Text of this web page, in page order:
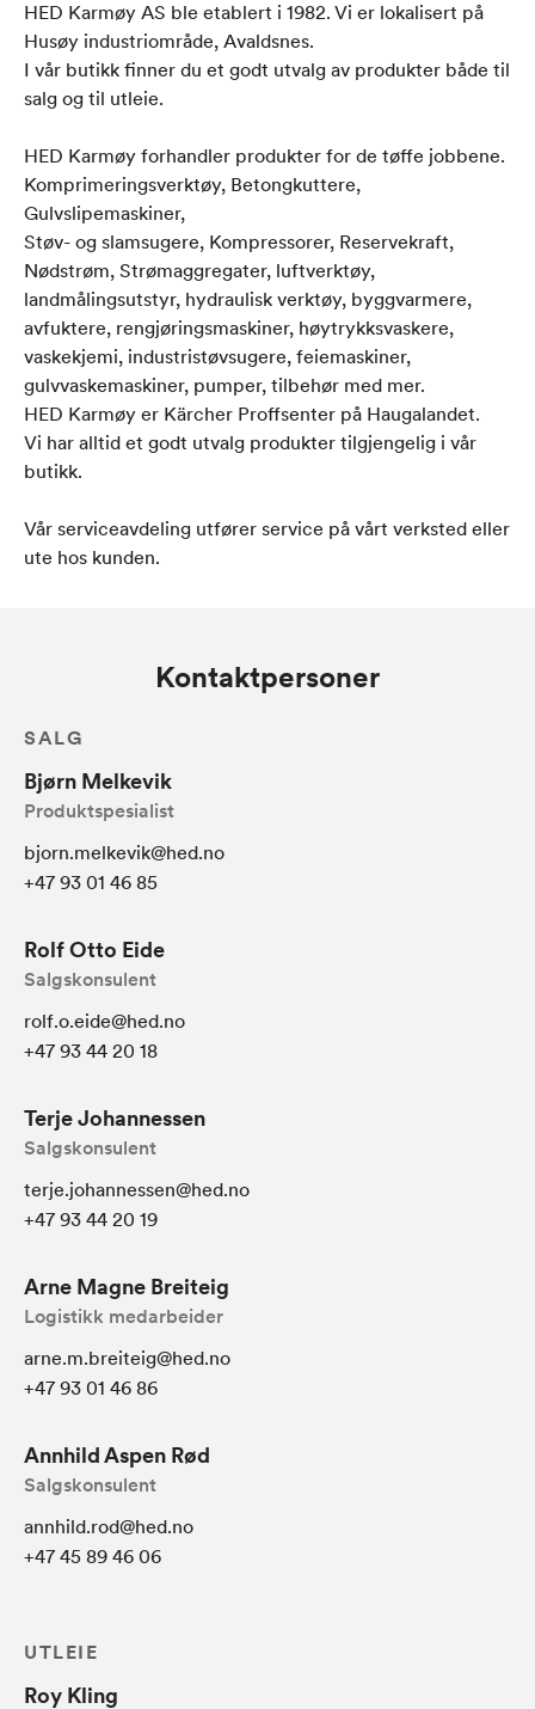
HED Karmøy AS ble etablert i 1982. Vi er lokalisert på
Husøy industriområde, Avaldsnes.
I vår butikk finner du et godt utvalg av produkter både til
salg og til utleie.
HED Karmøy forhandler produkter for de tøffe jobbene.​
Komprimeringsverktøy, Betongkuttere,
Gulvslipemaskiner,​
Støv- og slamsugere, Kompressorer, Reservekraft,
Nødstrøm, Strømaggregater, luftverktøy,
landmålingsutstyr, hydraulisk verktøy, byggvarmere,
avfuktere, rengjøringsmaskiner, høytrykksvaskere,
vaskekjemi, industristøvsugere, feiemaskiner,
gulvvaskemaskiner, pumper, tilbehør med mer.​
HED Karmøy er Kärcher Proffsenter på Haugalandet.
Vi har alltid et godt utvalg produkter tilgjengelig i vår
butikk. ​
Vår serviceavdeling utfører service på vårt verksted eller
ute hos kunden.​
Kontaktpersoner
SALG
Bjørn Melkevik
Produktspesialist
bjorn.melkevik@hed.no
+47 93 01 46 85
Rolf Otto Eide
Salgskonsulent
rolf.o.eide@hed.no
+47 93 44 20 18
Terje Johannessen
Salgskonsulent
terje.johannessen@hed.no
+47 93 44 20 19
Arne Magne Breiteig
Logistikk medarbeider
arne.m.breiteig@hed.no
+47 93 01 46 86
Annhild Aspen Rød
Salgskonsulent
annhild.rod@hed.no
+47 45 89 46 06
UTLEIE
Roy Kling